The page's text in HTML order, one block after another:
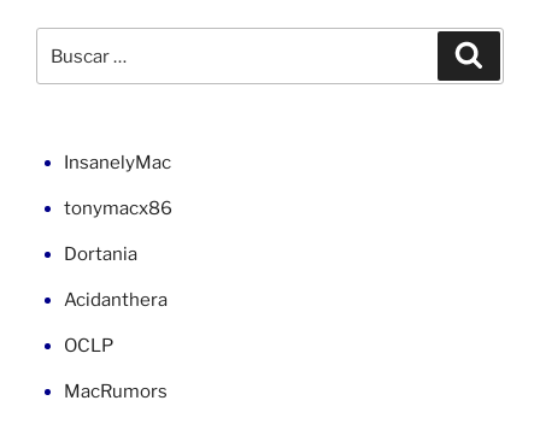
con
por:
InsanelyMac
tonymacx86
Dortania
Acidanthera
OCLP
MacRumors